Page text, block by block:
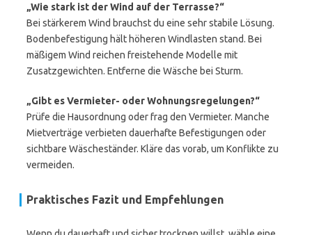
„Wie stark ist der Wind auf der Terrasse?“
Bei stärkerem Wind brauchst du eine sehr stabile Lösung.
Bodenbefestigung hält höheren Windlasten stand. Bei
mäßigem Wind reichen freistehende Modelle mit
Zusatzgewichten. Entferne die Wäsche bei Sturm.
„Gibt es Vermieter- oder Wohnungsregelungen?“
Prüfe die Hausordnung oder frag den Vermieter. Manche
Mietverträge verbieten dauerhafte Befestigungen oder
sichtbare Wäscheständer. Kläre das vorab, um Konflikte zu
vermeiden.
Praktisches Fazit und Empfehlungen